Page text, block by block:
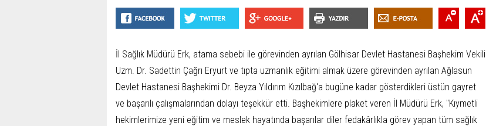
İl Sağlık Müdürü Erk, atama sebebi ile görevinden ayrılan Gölhisar Devlet Hastanesi Başhekim Vekili
Uzm. Dr. Sadettin Çağrı Eryurt ve tıpta uzmanlık eğitimi almak üzere görevinden ayrılan Ağlasun
Devlet Hastanesi Başhekimi Dr. Beyza Yıldırım Kızılbağ'a bugüne kadar gösterdikleri üstün gayret
ve başarılı çalışmalarından dolayı teşekkür etti. Başhekimlere plaket veren İl Müdürü Erk, "Kıymetli
hekimlerimize yeni eğitim ve meslek hayatında başarılar diler fedakârlıkla görev yapan tüm sağlık